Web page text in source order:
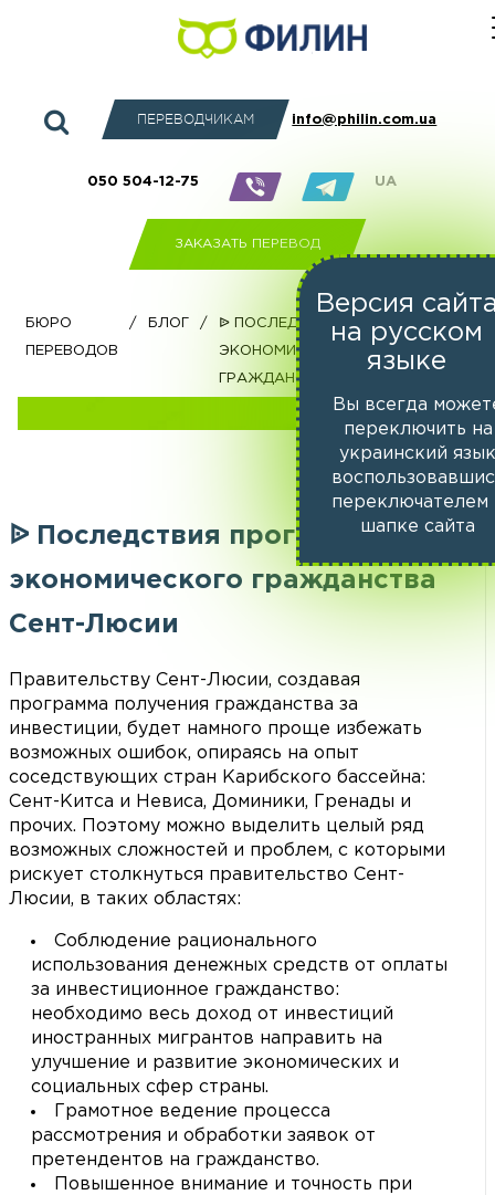
ПЕРЕВОДЧИКАМ info@philin.com.ua
050 504-12-75 UA
ЗАКАЗАТЬ ПЕРЕВОД
бюро
переводов
/ Блог /
ᐉ Последствия программы
экономического
гражданства Сент-Люсии
ᐉ Последствия программы
экономического гражданства
Сент-Люсии
Правительству Сент-Люсии, создавая
программа получения гражданства за
инвестиции, будет намного проще избежать
возможных ошибок, опираясь на опыт
соседствующих стран Карибского бассейна:
Сент-Китса и Невиса, Доминики, Гренады и
прочих. Поэтому можно выделить целый ряд
возможных сложностей и проблем, с которыми
рискует столкнуться правительство Сент-
Люсии, в таких областях:
Соблюдение рационального
использования денежных средств от оплаты
за инвестиционное гражданство:
необходимо весь доход от инвестиций
иностранных мигрантов направить на
улучшение и развитие экономических и
социальных сфер страны.
Грамотное ведение процесса
рассмотрения и обработки заявок от
претендентов на гражданство.
Повышенное внимание и точность при
Версия
на русском
языке
Вы всегда
переключить на
украинский язык
переключателем
шапке сайта